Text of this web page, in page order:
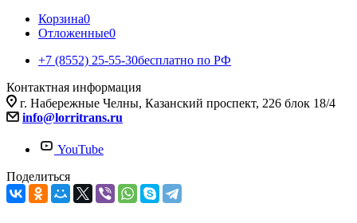
Корзина0
Отложенные0
+7 (8552) 25-55-30бесплатно по РФ
Контактная информация
г. Набережные Челны, Казанский проспект, 226 блок 18/4
info@lorritrans.ru
YouTube
Поделиться